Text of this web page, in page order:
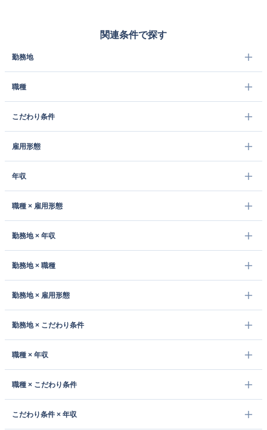
関連条件で探す
勤務地
職種
こだわり条件
雇用形態
年収
職種 × 雇用形態
勤務地 × 年収
勤務地 × 職種
勤務地 × 雇用形態
勤務地 × こだわり条件
職種 × 年収
職種 × こだわり条件
こだわり条件 × 年収